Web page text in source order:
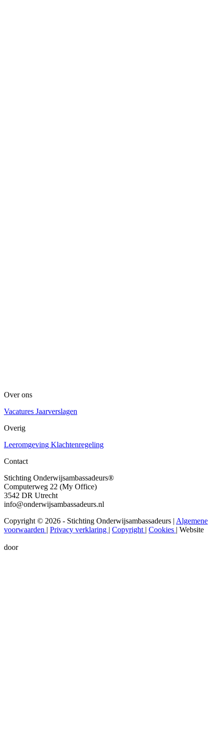
Over ons
Vacatures Jaarverslagen
Overig
Leeromgeving Klachtenregeling
Contact
Stichting Onderwijsambassadeurs®
Computerweg 22 (My Office)
3542 DR Utrecht
info@onderwijsambassadeurs.nl
Copyright © 2026 - Stichting Onderwijsambassadeurs | Algemene
voorwaarden | Privacy verklaring | Copyright | Cookies | Website
door